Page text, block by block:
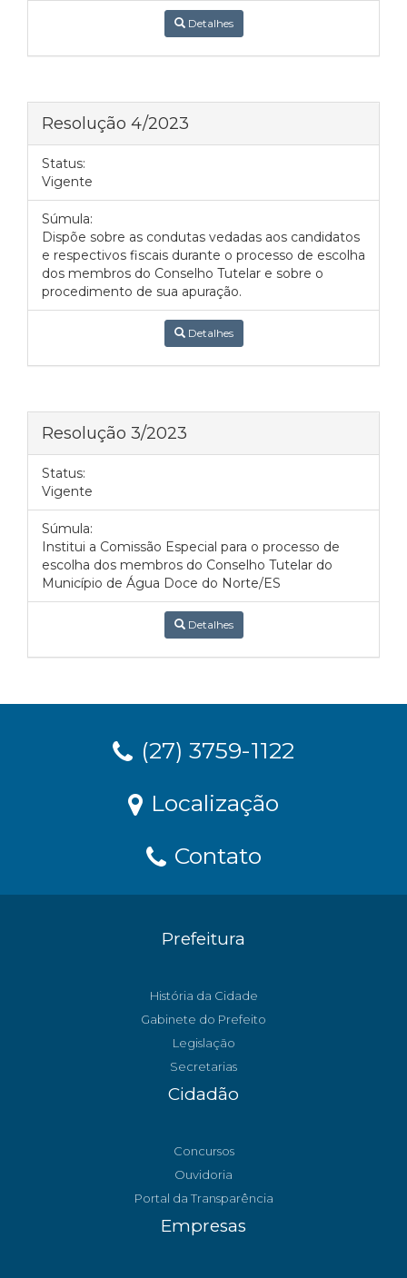
Detalhes
Resolução 4/2023
Status:
Vigente
Súmula:
Dispõe sobre as condutas vedadas aos candidatos
e respectivos fiscais durante o processo de escolha
dos membros do Conselho Tutelar e sobre o
procedimento de sua apuração.
Detalhes
Resolução 3/2023
Status:
Vigente
Súmula:
Institui a Comissão Especial para o processo de
escolha dos membros do Conselho Tutelar do
Município de Água Doce do Norte/ES
Detalhes
(27) 3759-1122
Localização
Contato
Prefeitura
História da Cidade
Gabinete do Prefeito
Legislação
Secretarias
Cidadão
Concursos
Ouvidoria
Portal da Transparência
Empresas